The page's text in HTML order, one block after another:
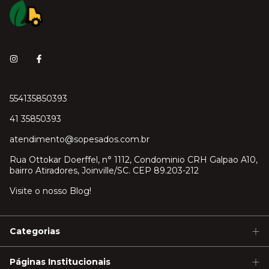
554135850393
41 35850393
atendimento@sopesados.com.br
Rua Ottokar Doerffel, n° 1112, Condominio CRH Galpao A10,
bairro Atiradores, Joinville/SC. CEP 89.203-212
Visite o nosso Blog!
Categorias
Páginas Institucionais